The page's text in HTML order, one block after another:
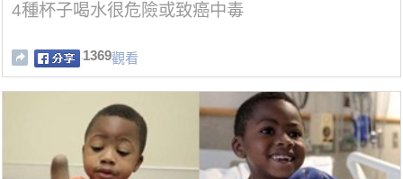
4種杯子喝水很危險或致癌中毒
1369觀看